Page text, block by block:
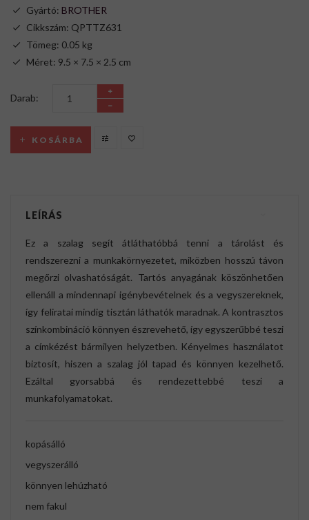
Gyártó: BROTHER
Cikkszám: QPTTZ631
Tömeg: 0.05 kg
Méret: 9.5 × 7.5 × 2.5 cm
Darab:
KOSÁRBA
LEÍRÁS
Ez a szalag segít átláthatóbbá tenni a tárolást és
rendszerezni a munkakörnyezetet, miközben hosszú távon
megőrzi olvashatóságát. Tartós anyagának köszönhetően
ellenáll a mindennapi igénybevételnek és a vegyszereknek,
így feliratai mindig tisztán láthatók maradnak. A kontrasztos
színkombináció könnyen észrevehető, így egyszerűbbé teszi
a címkézést bármilyen helyzetben. Kényelmes használatot
biztosít, hiszen a szalag jól tapad és könnyen kezelhető.
Ezáltal gyorsabbá és rendezettebbé teszi a
munkafolyamatokat.
kopásálló
vegyszerálló
könnyen lehúzható
nem fakul